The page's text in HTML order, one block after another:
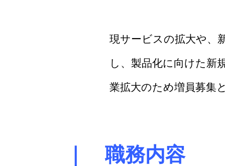
現サービスの拡大や、
し、製品化に向けた新
業拡大のため増員募集
｜ 職務内容